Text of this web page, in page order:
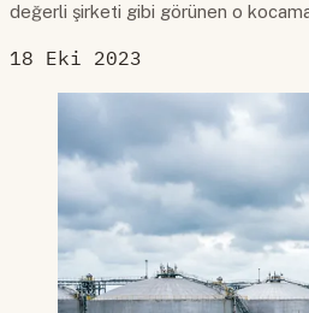
değerli şirketi gibi görünen o
18 Eki 2023